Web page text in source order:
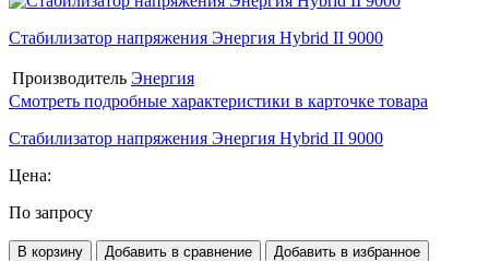
Стабилизатор напряжения Энергия Hybrid II 9000
Производитель Энергия
Смотреть подробные характеристики в карточке товара
Стабилизатор напряжения Энергия Hybrid II 9000
Цена:
По запросу
В корзину Добавить в сравнение Добавить в избранное